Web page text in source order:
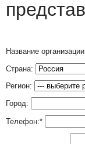
Название
Страна:
Регион:
Город:
Телефон:*